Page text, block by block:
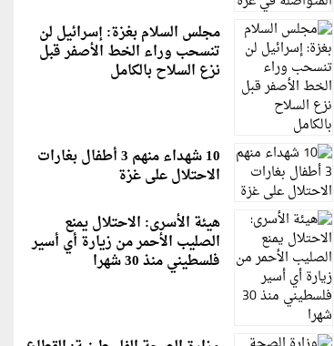
مجلس السلام بغزة: إسرائيل لن
تنسحب وراء الخط الأصفر قبل
نزع السلاح بالكامل
10 شهداء منهم 3 أطفال بغارات
الاحتلال على غزة
هيئة الأسرى: الاحتلال يمنع
الصليب الأحمر من زيارة أي أسير
فلسطيني منذ 30 شهرا